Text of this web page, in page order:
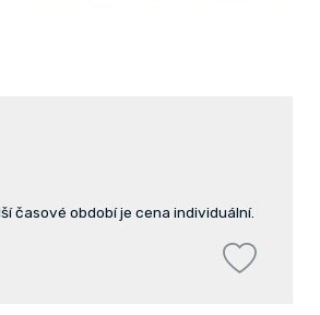
časové období je cena individuální.